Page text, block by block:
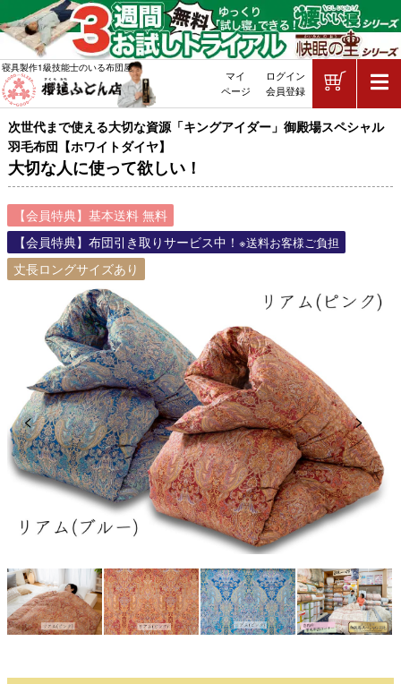
大切な人に使って欲しい！
次世代まで使える大切な資源「キングアイダー」御殿場スペシャル
羽毛布団【ホワイトダイヤ】
敷布団・掛け布団・羽毛布団・マ
寝具製作1級技能士のいる布団屋
マイ
ページ
ログイン
会員登録
【会員特典】基本送料 無料
【会員特典】布団引き取りサービス中！※送料お客様ご負担
丈長ロングサイズあり
Previous